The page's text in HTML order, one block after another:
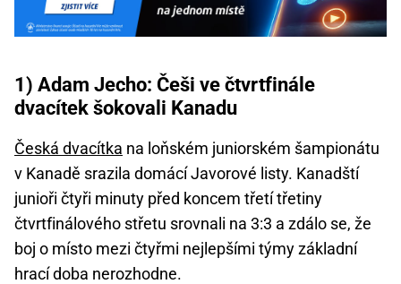
1) Adam Jecho: Češi ve čtvrtfinále
dvacítek šokovali Kanadu
Česká dvacítka na loňském juniorském šampionátu
v Kanadě srazila domácí Javorové listy. Kanadští
junioři čtyři minuty před koncem třetí třetiny
čtvrtfinálového střetu srovnali na 3:3 a zdálo se, že
boj o místo mezi čtyřmi nejlepšími týmy základní
hrací doba nerozhodne.